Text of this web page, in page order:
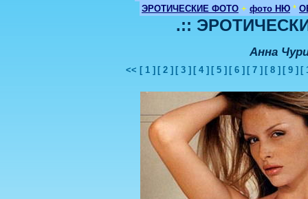
ЭРОТИЧЕСКИЕ ФОТО + фото НЮ *
.::
Анна
<< [ 1 ] [ 2 ] [ 3 ] [ 4 ] [ 5 ] [ 6 ] [ 7 ] [ 8 ] [ 9 ] [